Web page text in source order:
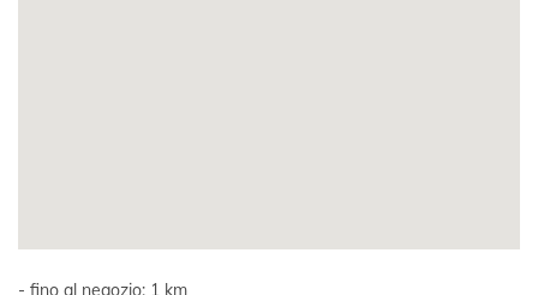
fino al negozio: 1 km